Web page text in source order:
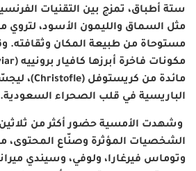
ستة أطباق، تمزج بين التقنيات
مثل السماق والليمون الأسود، لتروي
مستوحاة من طبيعة المكان وثقافته.
مكونات فاخرة أبرزها كافيار برونييه (
مائدة من كريستوفل (Christofle)،
الباريسية في قلب الصحراء السعودية.
وشهدت الأمسية حضور أكثر من
الشخصيات المؤثرة وصنّاع المحتوى،
وتوماس فيرغارا، ولوفي، وسيندي